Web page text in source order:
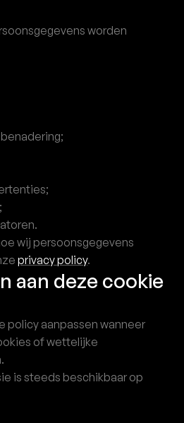
worden
wij persoonsgegevens
privacy policy.
aan deze cookie
policy aanpassen wanneer
of wettelijke
is steeds beschikbaar op